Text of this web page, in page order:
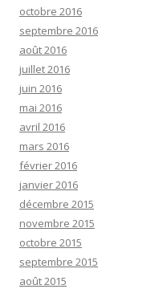
octobre 2016
septembre 2016
août 2016
juillet 2016
juin 2016
mai 2016
avril 2016
mars 2016
février 2016
janvier 2016
décembre 2015
novembre 2015
octobre 2015
septembre 2015
août 2015